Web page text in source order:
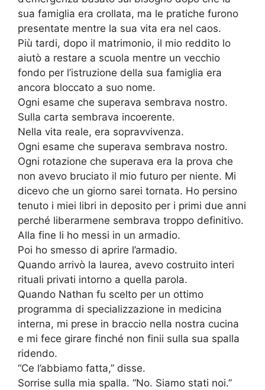
sua famiglia era crollata, ma le pratiche furono
presentate mentre la sua vita era nel caos.
Più tardi, dopo il matrimonio, il mio reddito lo
aiutò a restare a scuola mentre un vecchio
fondo per l’istruzione della sua famiglia era
ancora bloccato a suo nome.
Ogni esame che superava sembrava nostro.
Sulla carta sembrava incoerente.
Nella vita reale, era sopravvivenza.
Ogni esame che superava sembrava nostro.
Ogni rotazione che superava era la prova che
non avevo bruciato il mio futuro per niente. Mi
dicevo che un giorno sarei tornata. Ho persino
tenuto i miei libri in deposito per i primi due anni
perché liberarmene sembrava troppo definitivo.
Alla fine li ho messi in un armadio.
Poi ho smesso di aprire l’armadio.
Quando arrivò la laurea, avevo costruito interi
rituali privati intorno a quella parola.
Quando Nathan fu scelto per un ottimo
programma di specializzazione in medicina
interna, mi prese in braccio nella nostra cucina
e mi fece girare finché non finii sulla sua spalla
ridendo.
“Ce l’abbiamo fatta,” disse.
Sorrise sulla mia spalla. “No. Siamo stati noi.”